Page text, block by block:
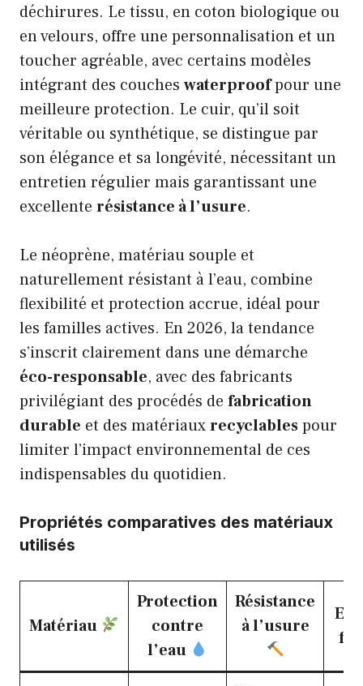
déchirures. Le tissu, en coton biologique ou
en velours, offre une personnalisation et un
toucher agréable, avec certains modèles
intégrant des couches waterproofpour une
meilleure protection. Le cuir, qu’il soit
véritable ou synthétique, se distingue par
son élégance et sa longévité, nécessitant un
entretien régulier mais garantissant une
excellente résistance à l’usure.
Le néoprène, matériau souple et
naturellement résistant à l’eau, combine
flexibilité et protection accrue, idéal pour
les familles actives. En 2026, la tendance
s’inscrit clairement dans une démarche
éco-responsable, avec des fabricants
privilégiant des procédés de fabrication
durable et des matériauxrecyclablespour
limiter l’impact environnemental de ces
indispensables du quotidien.
Propriétés comparatives des matériaux
utilisés
Matériau
Protection
contre
l’eau
Résistance
à l’usure